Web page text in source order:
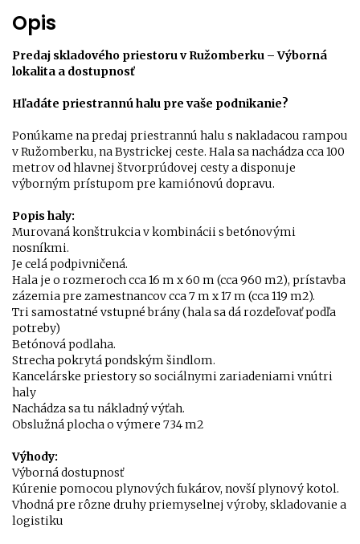
Opis
Predaj skladového priestoru v Ružomberku – Výborná
lokalita a dostupnosť
Hľadáte priestrannú halu pre vaše podnikanie?
Ponúkame na predaj priestrannú halu s nakladacou rampou
v Ružomberku, na Bystrickej ceste. Hala sa nachádza cca 100
metrov od hlavnej štvorprúdovej cesty a disponuje
výborným prístupom pre kamiónovú dopravu.
Popis haly:
Murovaná konštrukcia v kombinácii s betónovými
nosníkmi.
Je celá podpivničená.
Hala je o rozmeroch cca 16 m x 60 m (cca 960 m2), prístavba
zázemia pre zamestnancov cca 7 m x 17 m (cca 119 m2).
Tri samostatné vstupné brány (hala sa dá rozdeľovať podľa
potreby)
Betónová podlaha.
Strecha pokrytá pondským šindlom.
Kancelárske priestory so sociálnymi zariadeniami vnútri
haly
Nachádza sa tu nákladný výťah.
Obslužná plocha o výmere 734 m2
Výhody:
Výborná dostupnosť
Kúrenie pomocou plynových fukárov, novší plynový kotol.
Vhodná pre rôzne druhy priemyselnej výroby, skladovanie a
logistiku